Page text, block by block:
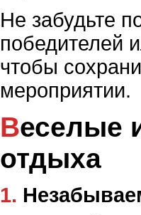
Не забудьте
победителей
чтобы
мероприятии.
Веселые идеи для семейного
отдыха
1.